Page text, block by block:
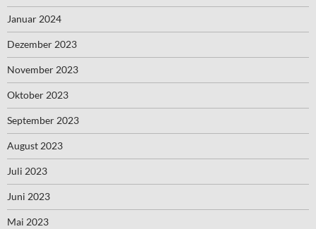
Januar 2024
Dezember 2023
November 2023
Oktober 2023
September 2023
August 2023
Juli 2023
Juni 2023
Mai 2023